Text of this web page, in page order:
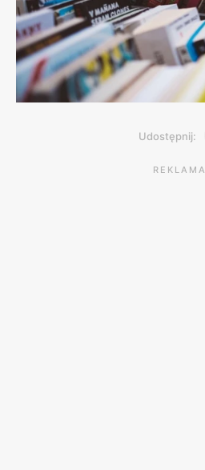
Udostępnij:
REKLAMA